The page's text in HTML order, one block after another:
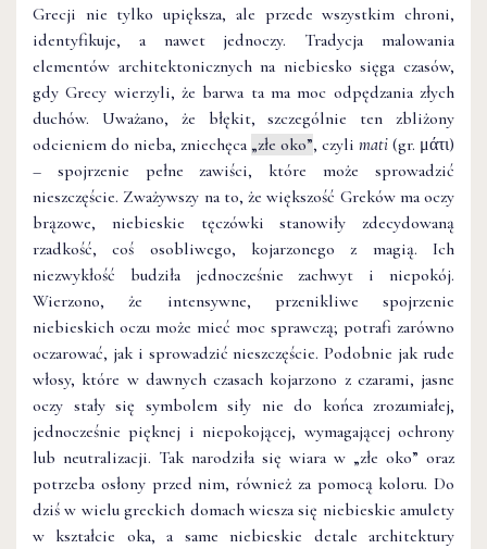
Grecji nie tylko upiększa, ale przede wszystkim chroni,
identyfikuje, a nawet jednoczy. Tradycja malowania
elementów architektonicznych na niebiesko sięga czasów,
gdy Grecy wierzyli, że barwa ta ma moc odpędzania złych
duchów. Uważano, że błękit, szczególnie ten zbliżony
odcieniem do nieba, zniechęca „złe oko”, czyli mati (gr. μάτι)
– spojrzenie pełne zawiści, które może sprowadzić
nieszczęście. Zważywszy na to, że większość Greków ma oczy
brązowe, niebieskie tęczówki stanowiły zdecydowaną
rzadkość, coś osobliwego, kojarzonego z magią. Ich
niezwykłość budziła jednocześnie zachwyt i niepokój.
Wierzono, że intensywne, przenikliwe spojrzenie
niebieskich oczu może mieć moc sprawczą; potrafi zarówno
oczarować, jak i sprowadzić nieszczęście. Podobnie jak rude
włosy, które w dawnych czasach kojarzono z czarami, jasne
oczy stały się symbolem siły nie do końca zrozumiałej,
jednocześnie pięknej i niepokojącej, wymagającej ochrony
lub neutralizacji. Tak narodziła się wiara w „złe oko” oraz
potrzeba osłony przed nim, również za pomocą koloru. Do
dziś w wielu greckich domach wiesza się niebieskie amulety
w kształcie oka, a same niebieskie detale architektury